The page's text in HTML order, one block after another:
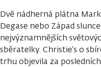
Dvě nádherná plátna
Degase nebo Západ
nejvýznamnějších
sběratelky. Christie’s o
trhu objevila za